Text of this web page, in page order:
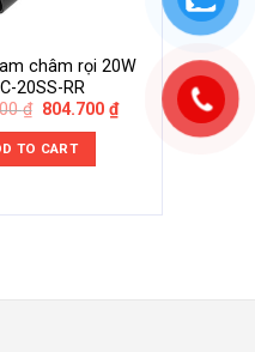
châm rọi 20W
20SS-RR
₫ Original
was:
1.238.000 ₫.
804.700 ₫Current
price
TO CART
Thanh